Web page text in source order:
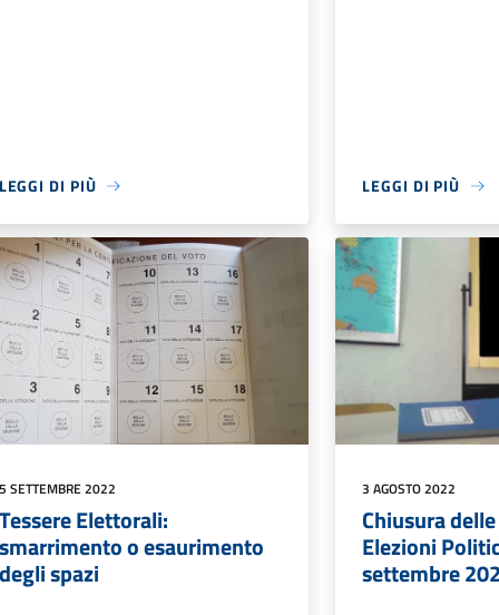
DI PIÙ LEGGI DI PIÙ
SETTEMBRE 2022
Elettorali:
o esaurimento
spazi
3 AGOSTO 2022
Chiusura
Elezioni
settembre